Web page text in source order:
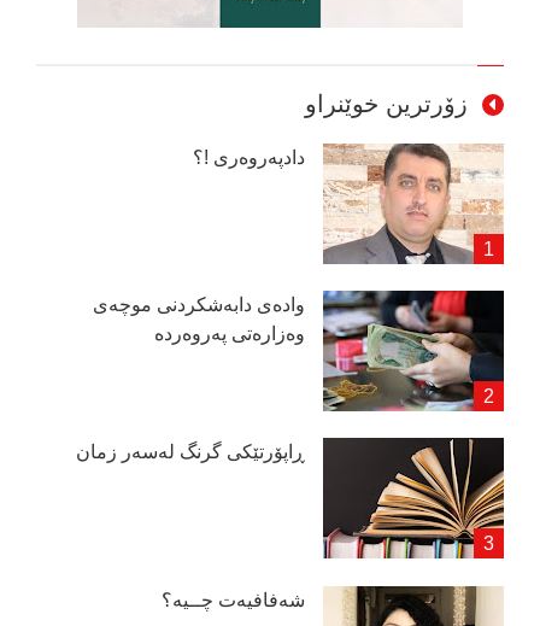
زۆرترین خوێنراو
دادپەروەری !؟
وادەی دابەشكردنی موچەی
وەزارەتی پەروەردە
ڕاپۆرتێكی گرنگ لەسەر زمان
شەفافیەت چــیە؟